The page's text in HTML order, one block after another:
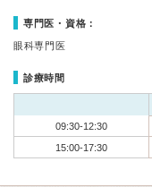
専門医・資格：
眼科専門医
診療時間
09:30-12:30
15:00-17:30